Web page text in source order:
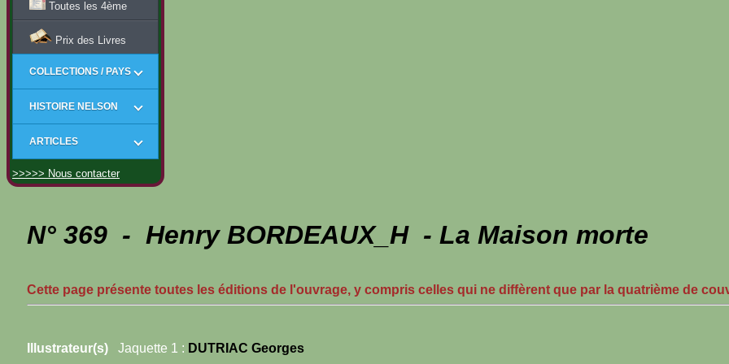
Toutes les 4ème
Prix des Livres
COLLECTIONS / PAYS
HISTOIRE NELSON
ARTICLES
>>>>> Nous contacter
N° 369 - Henry BORDEAUX_H - La Maison morte
Cette page présente toutes les éditions de l'ouvrage, y compris celles qui ne diffèrent que par la quatrième de
Illustrateur(s) Jaquette 1 : DUTRIAC Georges